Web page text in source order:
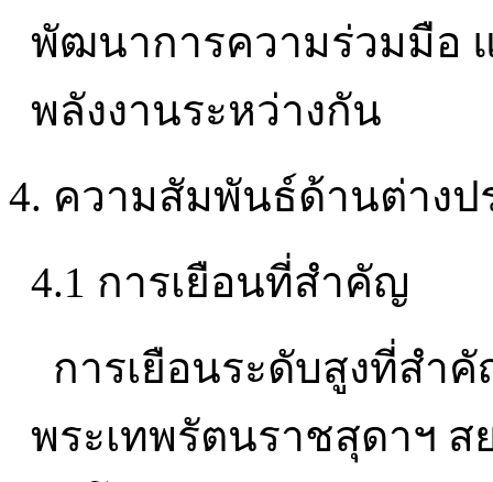
พัฒนาการความร่วมมือ
พลังงานระหว่างกัน
4. ความสัมพันธ์ด้านต่างป
4.1 การเยือนที่สำคัญ
การเยือนระดับสูงที่สำ
พระเทพรัตนราชสุดาฯ ส